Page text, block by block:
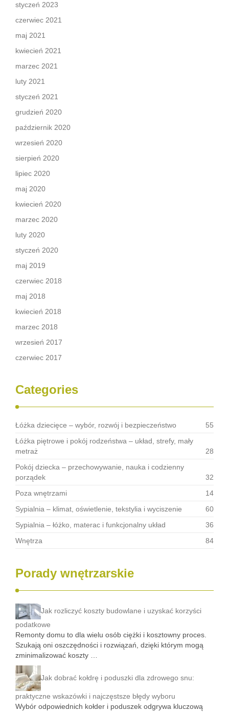
styczeń 2023
czerwiec 2021
maj 2021
kwiecień 2021
marzec 2021
luty 2021
styczeń 2021
grudzień 2020
październik 2020
wrzesień 2020
sierpień 2020
lipiec 2020
maj 2020
kwiecień 2020
marzec 2020
luty 2020
styczeń 2020
maj 2019
czerwiec 2018
maj 2018
kwiecień 2018
marzec 2018
wrzesień 2017
czerwiec 2017
Categories
Łóżka dziecięce – wybór, rozwój i bezpieczeństwo
55
Łóżka piętrowe i pokój rodzeństwa – układ, strefy, mały
metraż
28
Pokój dziecka – przechowywanie, nauka i codzienny
porządek
32
Poza wnętrzami
14
Sypialnia – klimat, oświetlenie, tekstylia i wyciszenie
60
Sypialnia – łóżko, materac i funkcjonalny układ
36
Wnętrza
84
Porady wnętrzarskie
Jak rozliczyć koszty budowlane i uzyskać korzyści
podatkowe
Remonty domu to dla wielu osób ciężki i kosztowny proces.
Szukają oni oszczędności i rozwiązań, dzięki którym mogą
zminimalizować koszty …
Jak dobrać kołdrę i poduszki dla zdrowego snu:
praktyczne wskazówki i najczęstsze błędy wyboru
Wybór odpowiednich kołder i poduszek odgrywa kluczową